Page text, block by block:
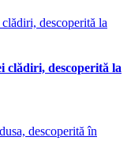
clădiri, descoperită la